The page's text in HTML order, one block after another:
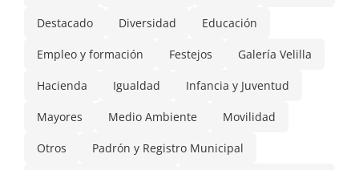
Destacado Diversidad Educación
Empleo y formación Festejos Galería Velilla
Hacienda Igualdad Infancia y Juventud
Mayores Medio Ambiente Movilidad
Otros Padrón y Registro Municipal